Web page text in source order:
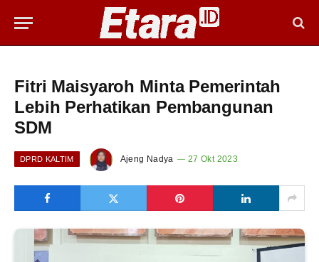
Fitri Maisyaroh Minta Pemerintah
Lebih Perhatikan Pembangunan
SDM
DPRD KALTIM Ajeng Nadya 27 Okt 2023